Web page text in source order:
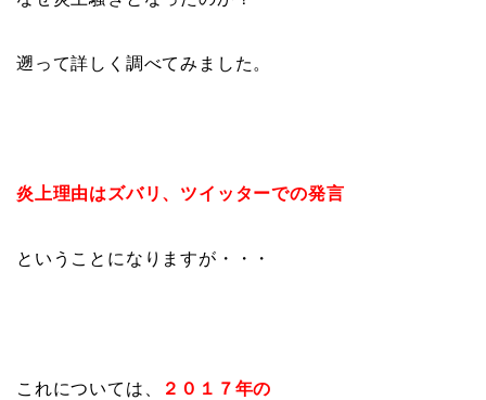
遡って詳しく調べてみました。
炎上理由はズバリ、ツイッターでの発言
ということになりますが・・・
これについては、 ２０１７年の